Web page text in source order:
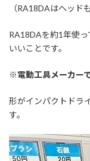
（RA18DAはヘッド
RA18DAを約1年使
いいことです。
※電動工具メーカー
形がインパクトドラ
す。